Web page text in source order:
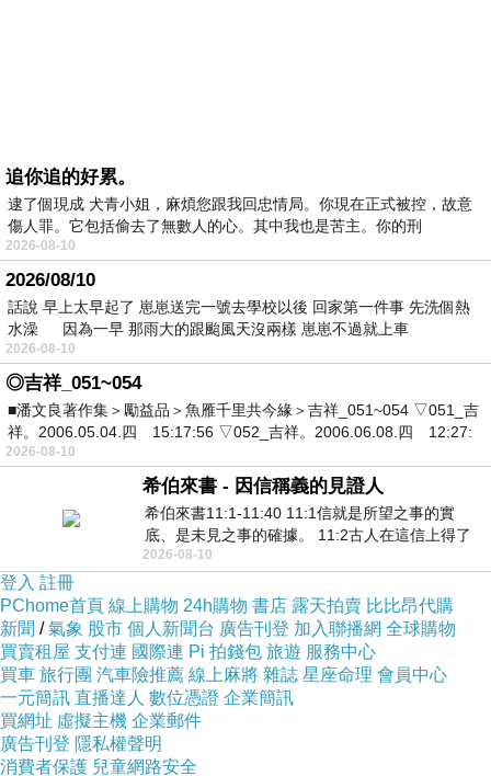
追你追的好累。
逮了個現成 犬青小姐，麻煩您跟我回忠情局。你現在正式被控，故意
傷人罪。它包括偷去了無數人的心。其中我也是苦主。你的刑
2026-08-10
2026/08/10
話說 早上太早起了 崽崽送完一號去學校以後 回家第一件事 先洗個熱
水澡 因為一早 那雨大的跟颱風天沒兩樣 崽崽不過就上車
2026-08-10
◎吉祥_051~054
■潘文良著作集＞勵益品＞魚雁千里共今緣＞吉祥_051~054 ▽051_吉
祥。2006.05.04.四 15:17:56 ▽052_吉祥。2006.06.08.四 12:27:
2026-08-10
希伯來書 - 因信稱義的見證人
希伯來書11:1-11:40 11:1信就是所望之事的實
底、是未見之事的確據。 11:2古人在這信上得了
美好的證據。 11:3我們因着信、就知道
2026-08-10
登入 註冊
PChome首頁 線上購物 24h購物 書店 露天拍賣 比比昂代購
新聞 /氣象 股市 個人新聞台 廣告刊登 加入聯播網 全球購物
買賣租屋 支付連 國際連 Pi 拍錢包 旅遊 服務中心
買車 旅行團 汽車險推薦 線上麻將 雜誌 星座命理 會員中心
一元簡訊 直播達人 數位憑證 企業簡訊
買網址 虛擬主機 企業郵件
廣告刊登 隱私權聲明
消費者保護 兒童網路安全